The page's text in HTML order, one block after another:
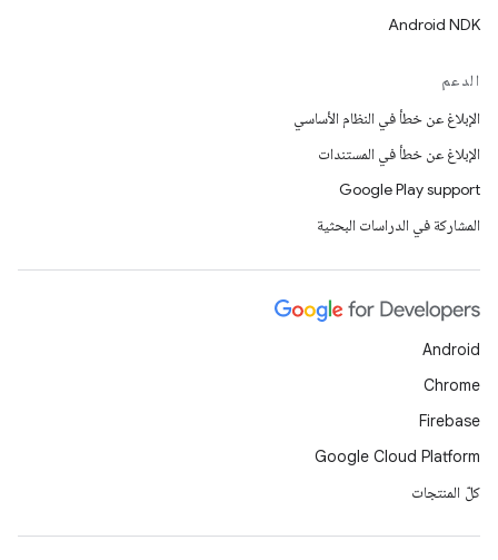
Android NDK
الدعم
الإبلاغ عن خطأ في النظام الأساسي
الإبلاغ عن خطأ في المستندات
Google Play support
المشاركة في الدراسات البحثية
Android
Chrome
Firebase
Google Cloud Platform
كلّ المنتجات